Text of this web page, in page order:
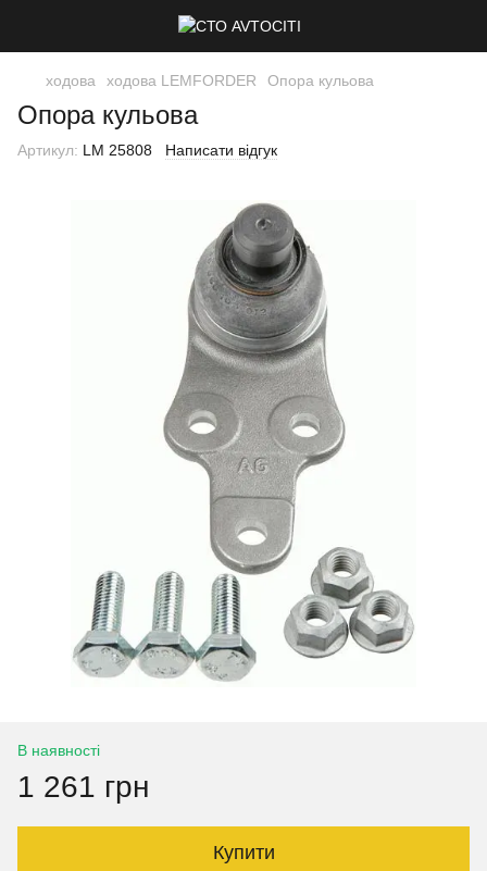
ходова ходова LEMFORDER Опора кульова
Опора кульова
Артикул: LM 25808 Написати відгук
В наявності
1 261 грн
Купити